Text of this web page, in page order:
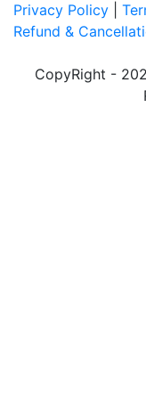
Privacy Policy
Refund &
CopyRight -